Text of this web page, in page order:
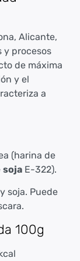
Alicante,
y procesos
de máxima
y el
a
(harina de
soja E-322).
soja. Puede
100g